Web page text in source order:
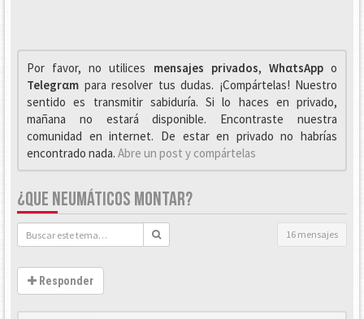
Por favor, no utilices mensajes privados, WhαtsAppo
Telegrαm para resolver tus dudas. ¡Compártelas! Nuestro
sentido es transmitir sabiduría. Si lo haces en privado,
mañana no estará disponible. Encontraste nuestra
comunidad en internet. De estar en privado no habrías
encontrado nada. Abre un post y compártelas
¿QUE NEUMÁTICOS MONTAR?
16 mensajes
Responder